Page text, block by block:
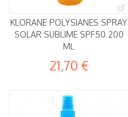
KLORANE POLYSIANES SPRAY
SOLAR SUBLIME SPF50 200
ML
21,70 €